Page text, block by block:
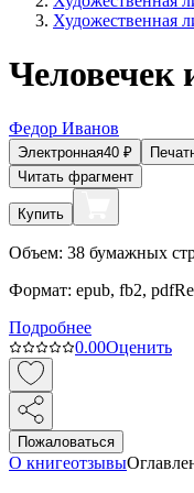
Художественная
Человечек
Федор Иванов
Электронная40 ₽
Читать фрагмент
Купить
Объем: 38 бумажных
Формат: epub, fb2,
Подробнее
0.00Оценить
Пожаловаться
О книгеотзывы